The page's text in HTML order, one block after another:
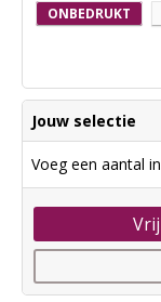
ONBEDRUKT
Jouw selectie
Voeg een aantal